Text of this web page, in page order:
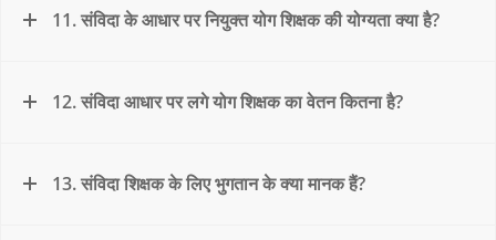
11. संविदा के आधार पर नियुक्त योग शिक्षक की योग्यता क्या है?
12. संविदा आधार पर लगे योग शिक्षक का वेतन कितना है?
13. संविदा शिक्षक के लिए भुगतान के क्या मानक हैं?